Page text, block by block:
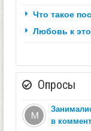
Что такое
Любовь к
Опросы
в